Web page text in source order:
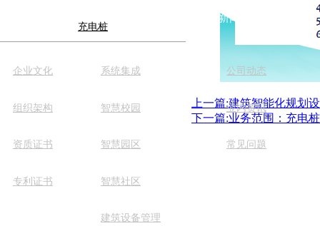
充电桩
上一篇:建筑智能化规划
下一篇:业务范围：充电
企业文化
组织架构
资质证书
专利证书
新闻资讯
系统集成
智慧校园
智慧园区
智慧社区
建筑设备管理
公司动态
业内资讯
常见问题